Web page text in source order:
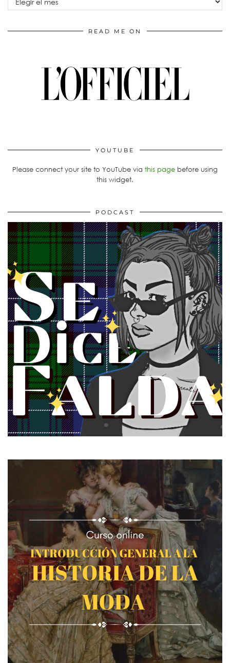
READ ME ON
YOUTUBE
Please connect your site to YouTube via this page before using
this widget.
PODCAST